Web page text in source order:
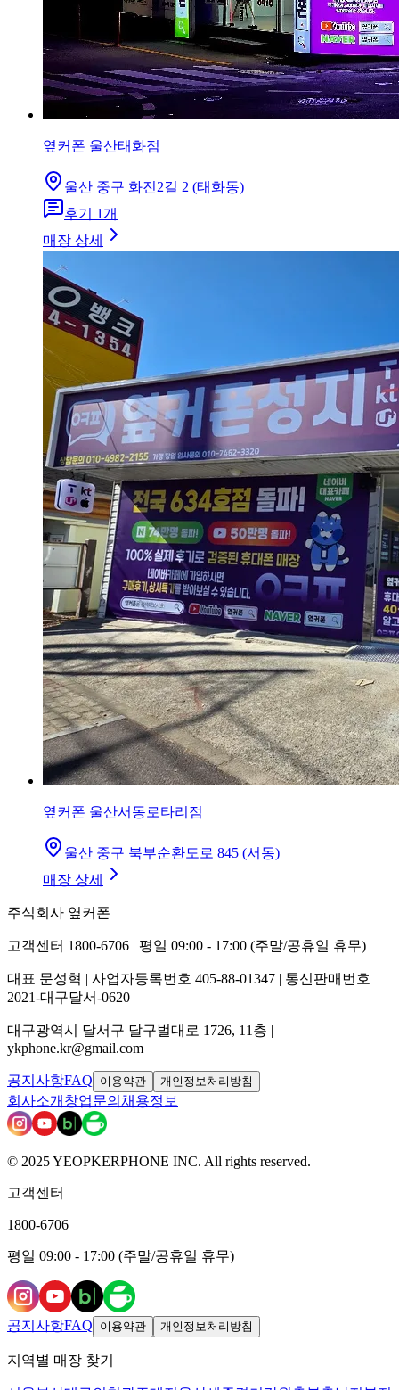
옆커폰 울산태화점
울산 중구 화진2길 2 (태화동)
후기 1개
매장 상세
옆커폰 울산서동로타리점
울산 중구 북부순환도로 845 (서동)
매장 상세
주식회사 옆커폰
고객센터 1800-6706 | 평일 09:00 - 17:00 (주말/공휴일 휴무)
대표 문성혁 | 사업자등록번호 405-88-01347 | 통신판매번호
2021-대구달서-0620
대구광역시 달서구 달구벌대로 1726, 11층 |
ykphone.kr@gmail.com
공지사항FAQ 이용약관 개인정보처리방침
회사소개 창업문의 채용정보
© 2025 YEOPKERPHONE INC. All rights reserved.
고객센터
1800-6706
평일 09:00 - 17:00 (주말/공휴일 휴무)
공지사항FAQ 이용약관 개인정보처리방침
지역별 매장 찾기